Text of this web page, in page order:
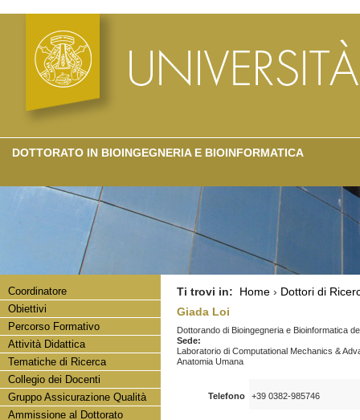
DOTTORATO IN BIOINGEGNERIA E BIOINFORMATICA
Coordinatore
Obiettivi
Percorso Formativo
Attività Didattica
Tematiche di Ricerca
Collegio dei Docenti
Gruppo Assicurazione Qualità
Ammissione al Dottorato
Ti trovi in: Home › Dottori di
Giada Loi
Dottorando di Bioingegneria e Bioinformatica
Sede:
Laboratorio di Computational Mechanics &
Anatomia Umana
Telefono +39 0382-985746